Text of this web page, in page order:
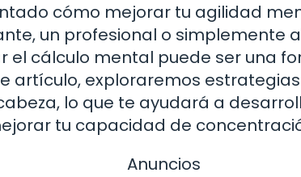
cómo mejorar tu agilidad
un profesional o simplemente
el cálculo mental puede ser una
artículo, exploraremos
lo que te ayudará a
tu capacidad de
Anuncios